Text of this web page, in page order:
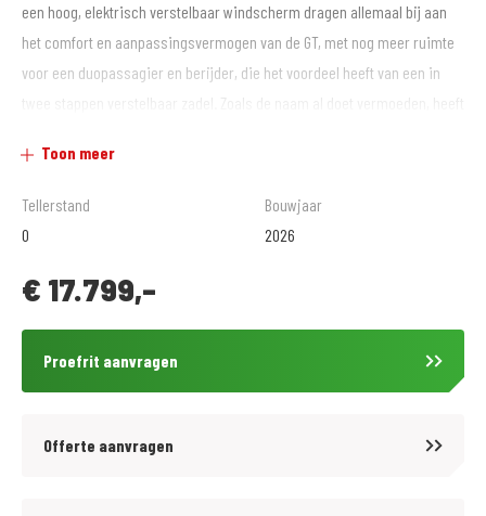
een hoog, elektrisch verstelbaar windscherm dragen allemaal bij aan
het comfort en aanpassingsvermogen van de GT, met nog meer ruimte
voor een duopassagier en berijder, die het voordeel heeft van een in
vooral ontworpen om een leuke en boeiende motorfiets te zijn.
BOVAG garantiepakketten aan op onze gebruikte motorfietsen. Informeer
Voordelig en goed verzekeren? kijk op www.motoportveldhoven.nl
Toon meer
Tellerstand
0
Bouwjaar
2026
€ 17.799,-
Proefrit aanvragen
Offerte aanvragen